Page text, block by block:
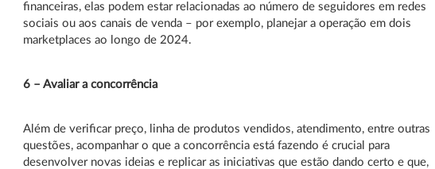
financeiras, elas podem estar relacionadas ao número de seguidores em redes
sociais ou aos canais de venda – por exemplo, planejar a operação em dois
marketplaces ao longo de 2024.
6 – Avaliar a concorrência
Além de verificar preço, linha de produtos vendidos, atendimento, entre outras
questões, acompanhar o que a concorrência está fazendo é crucial para
desenvolver novas ideias e replicar as iniciativas que estão dando certo e que,